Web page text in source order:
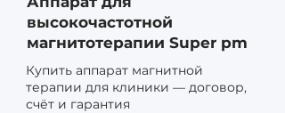
высокочастотной
магнитотерапии Super pm
Купить аппарат магнитной
терапии для клиники — договор,
счёт и гарантия